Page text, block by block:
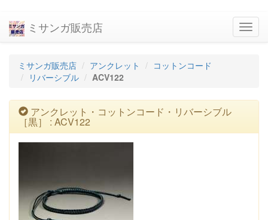
ミサンガ販売店
ミサンガ販売店 アンクレット
コットンコード
リバーシブル
ACV122
アンクレット・コットンコード・リバーシブル
［黒］ : ACV122